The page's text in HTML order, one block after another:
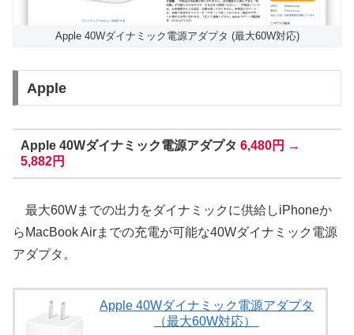
Apple 40Wダイナミック電源アダプタ (最大60W対応)​​​​
Apple
Apple 40Wダイナミック電源アダプタ 6,480円 →
5,882円
最大60Wまでの出力をダイナミックに供給しiPhoneか
らMacBook Airまでの充電が可能な40Wダイナミック電源
アダプタ。
Apple 40Wダイナミック電源アダプタ
（最大60W対応） ​​​​​​​